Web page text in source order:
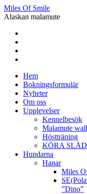
Miles Of Smile
Alaskan malamute
Hem
Bokningsformulär
Nyheter
Om oss
Upplevelser
Kennelbesök
Malamute
Höstträning
KÖRA
Hundarna
Hanar
Miles
”Dino”